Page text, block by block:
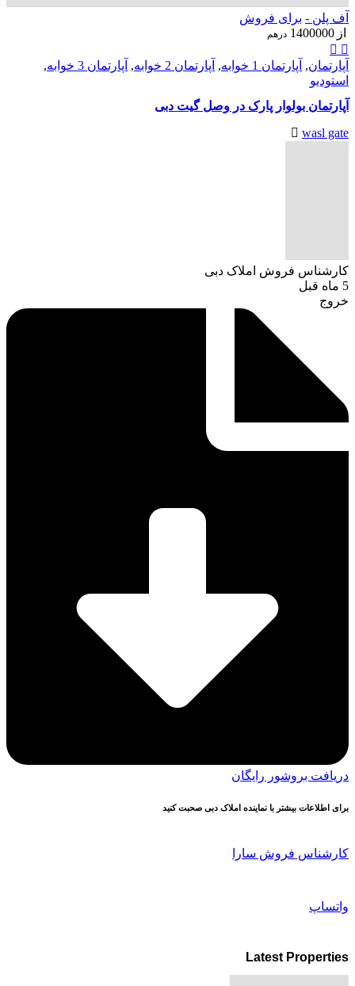
آف پلن - برای فروش
از 1400000 درهم
آپارتمان, آپارتمان 1 خوابه , آپارتمان 2 خوابه , آپارتمان 3 خوابه
,
استودیو
آپارتمان بولوار پارک در وصل گیت دبی
wasl gate
کارشناس فروش املاک دبی
5 ماه قبل
خروج
دریافت بروشور رایگان
برای اطلاعات بیشتر با نماینده املاک دبی صحبت کنید
کارشناس فروش سارا
واتساپ
Latest Properties